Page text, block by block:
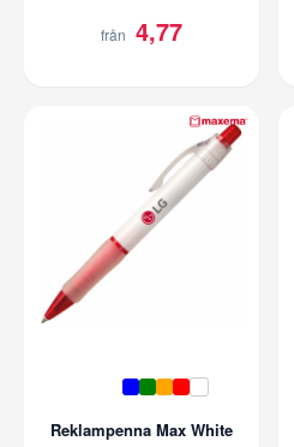
från 4,77
Reklampenna Max White